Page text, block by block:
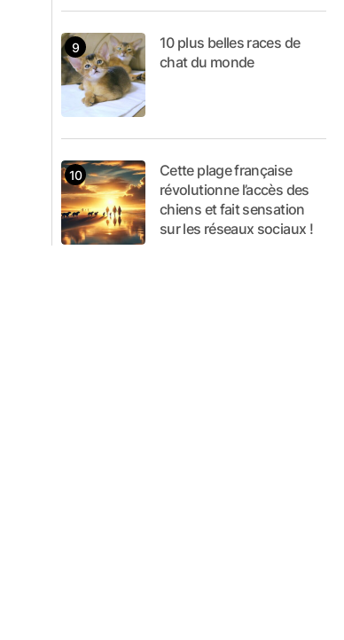
10 plus belles races de
chat du monde
Cette plage française
révolutionne l’accès des
chiens et fait sensation
sur les réseaux sociaux !